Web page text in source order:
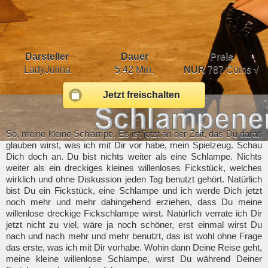
Darsteller Dauer
Preis
LadyJulina
5:42 Min. NUR787 Coins √
Jetzt freischalten
So, meine kleine Schlampe. Es ist jetzt an der Zeit, das Du daran
glauben wirst, was ich mit Dir vor habe, mein Spielzeug. Schau
Dich doch an. Du bist nichts weiter als eine Schlampe. Nichts
weiter als ein dreckiges kleines willenloses Fickstück, welches
wirklich und ohne Diskussion jeden Tag benutzt gehört. Natürlich
bist Du ein Fickstück, eine Schlampe und ich werde Dich jetzt
noch mehr und mehr dahingehend erziehen, dass Du meine
willenlose dreckige Fickschlampe wirst. Natürlich verrate ich Dir
jetzt nicht zu viel, wäre ja noch schöner, erst einmal wirst Du
nach und nach mehr und mehr benutzt, das ist wohl ohne Frage
das erste, was ich mit Dir vorhabe. Wohin dann Deine Reise geht,
meine kleine willenlose Schlampe, wirst Du während Deiner